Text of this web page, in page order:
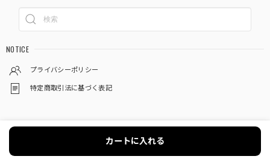
NOTICE
プライバシーポリシー
特定商取引法に基づく表記
カートに入れる